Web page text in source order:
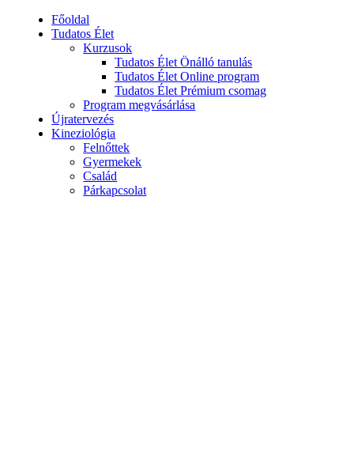
Főoldal
Tudatos Élet
Kurzusok
Tudatos Élet Önálló tanulás
Tudatos Élet Online program
Tudatos Élet Prémium csomag
Program megvásárlása
Újratervezés
Kineziológia
Felnőttek
Gyermekek
Család
Párkapcsolat